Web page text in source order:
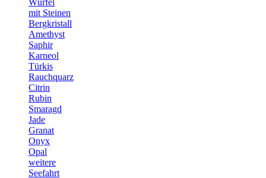
Würfel
mit Steinen
Bergkristall
Amethyst
Saphir
Karneol
Türkis
Rauchquarz
Citrin
Rubin
Smaragd
Jade
Granat
Onyx
Opal
weitere
Seefahrt